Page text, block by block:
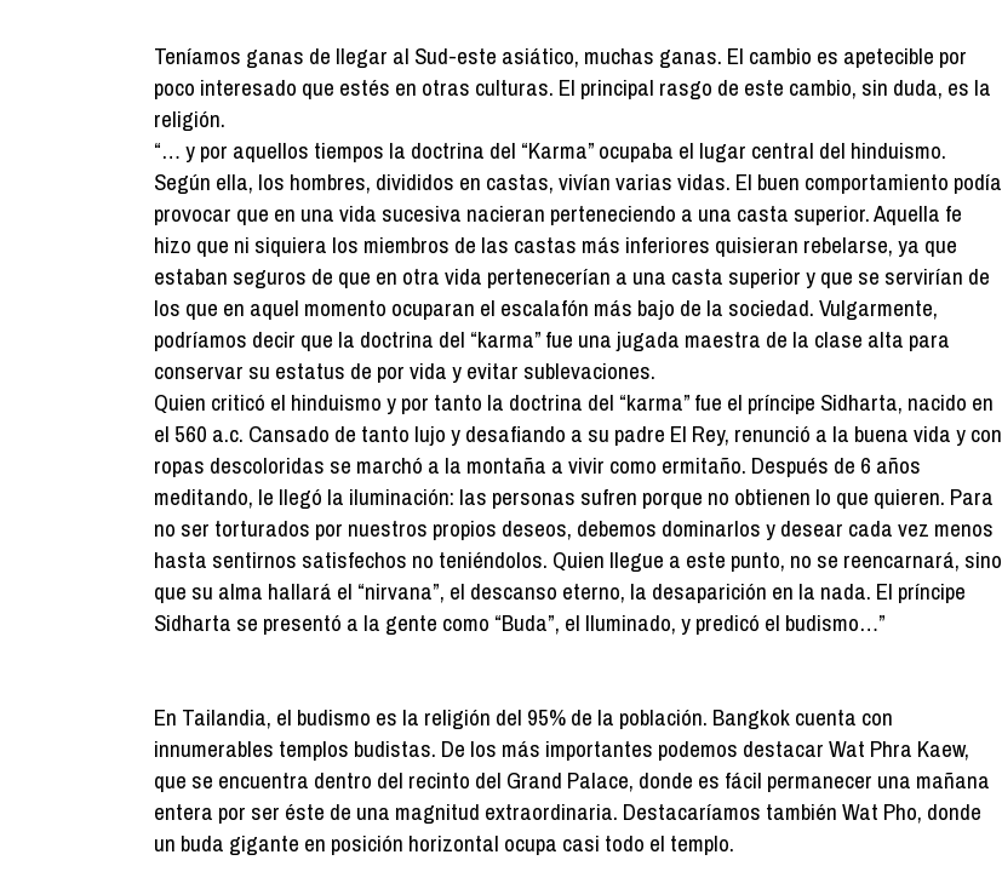
Teníamos ganas de llegar al Sud-este asiático, muchas ganas. El cambio es apetecible por
poco interesado que estés en otras culturas. El principal rasgo de este cambio, sin duda, es la
religión.
“… y por aquellos tiempos la doctrina del “Karma” ocupaba el lugar central del hinduismo.
Según ella, los hombres, divididos en castas, vivían varias vidas. El buen comportamiento podía
provocar que en una vida sucesiva nacieran perteneciendo a una casta superior. Aquella fe
hizo que ni siquiera los miembros de las castas más inferiores quisieran rebelarse, ya que
estaban seguros de que en otra vida pertenecerían a una casta superior y que se servirían de
los que en aquel momento ocuparan el escalafón más bajo de la sociedad. Vulgarmente,
podríamos decir que la doctrina del “karma” fue una jugada maestra de la clase alta para
conservar su estatus de por vida y evitar sublevaciones.
Quien criticó el hinduismo y por tanto la doctrina del “karma” fue el príncipe Sidharta, nacido en
el 560 a.c. Cansado de tanto lujo y desafiando a su padre El Rey, renunció a la buena vida y con
ropas descoloridas se marchó a la montaña a vivir como ermitaño. Después de 6 años
meditando, le llegó la iluminación: las personas sufren porque no obtienen lo que quieren. Para
no ser torturados por nuestros propios deseos, debemos dominarlos y desear cada vez menos
hasta sentirnos satisfechos no teniéndolos. Quien llegue a este punto, no se reencarnará, sino
que su alma hallará el “nirvana”, el descanso eterno, la desaparición en la nada. El príncipe
Sidharta se presentó a la gente como “Buda”, el Iluminado, y predicó el budismo…”
En Tailandia, el budismo es la religión del 95% de la población. Bangkok cuenta con
innumerables templos budistas. De los más importantes podemos destacar Wat Phra Kaew,
que se encuentra dentro del recinto del Grand Palace, donde es fácil permanecer una mañana
entera por ser éste de una magnitud extraordinaria. Destacaríamos también Wat Pho, donde
un buda gigante en posición horizontal ocupa casi todo el templo.